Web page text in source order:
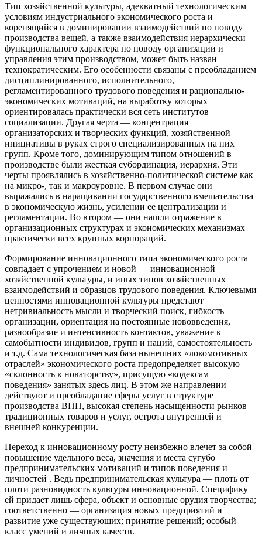
Тип хозяйственной культуры, адекватный технологическим
условиям индустриального экономического роста и
коренящийся в доминировании взаимодействий по поводу
производства вещей, а также взаимодействия иерархически
функционального характера по поводу организации и
управления этим производством, может быть назван
технократическим. Его особенности связаны с преобладанием
дисциплинированного, исполнительного,
регламентированного трудового поведения и рационально-
экономических мотиваций, на выработку которых
ориентировалась практически вся сеть институтов
социализации. Другая черта — концентрация
организаторских и творческих функций, хозяйственной
инициативы в руках строго специализированных на них
групп. Кроме того, доминирующим типом отношений в
производстве были жесткая субординация, иерархия. Эти
черты проявлялись в хозяйственно-политической системе как
на микро-, так и макроуровне. В первом случае они
выражались в наращивании государственного вмешательства
в экономическую жизнь, усилении ее централизации и
регламентации. Во втором — они нашли отражение в
организационных структурах и экономических механизмах
практически всех крупных корпораций.
Формирование инновационного типа экономического роста
совпадает с упрочением и новой — инновационной
хозяйственной культуры, и иных типов хозяйственных
взаимодействий и образцов трудового поведения. Ключевыми
ценностями инновационной культуры предстают
нетривиальность мысли и творческий поиск, гибкость
организации, ориентация на постоянные нововведения,
разнообразие и интенсивность контактов, уважение к
самобытности индивидов, групп и наций, самостоятельность
и т.д. Сама технологическая база нынешних «локомотивных
отраслей» экономического роста предопределяет высокую
«склонность к новаторству», присущую «кодексам
поведения» занятых здесь лиц. В этом же направлении
действуют и преобладание сферы услуг в структуре
производства ВНП, высокая степень насыщенности рынков
традиционных товаров и услуг, острота внутренней и
внешней конкуренции.
Переход к инновационному росту неизбежно влечет за собой
повышение удельного веса, значения и места сугубо
предпринимательских мотиваций и типов поведения и
личностей . Ведь предпринимательская культура — плоть от
плоти разновидность культуры инновационной. Специфику
ей придает лишь сфера, объект и основные орудия творчества;
соответственно — организация новых предприятий и
развитие уже существующих; принятие решений; особый
класс умений и личных качеств.